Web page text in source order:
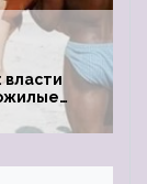
власти